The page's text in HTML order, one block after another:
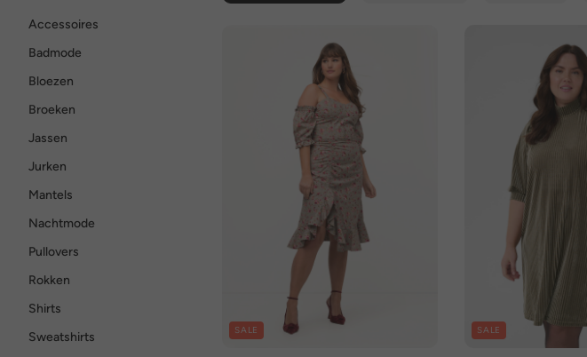
Accessoires
Badmode
Bloezen
Broeken
Jassen
Jurken
Mantels
Nachtmode
Pullovers
Rokken
Shirts
Sweatshirts
SALE SALE